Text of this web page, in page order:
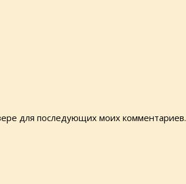
для последующих моих комментариев.